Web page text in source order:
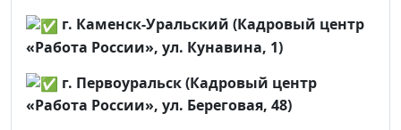
г. Каменск-Уральский (Кадровый центр
«Работа России», ул. Кунавина, 1)
г. Первоуральск (Кадровый центр
«Работа России», ул. Береговая, 48)